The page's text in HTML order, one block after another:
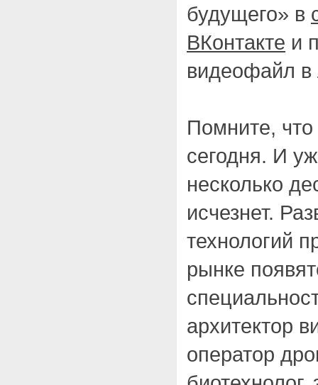
будущего» в
ВКонтакте и
видеофайл
Помните,
сегодня. И
несколько
исчезнет.
технологий
рынке
архитектор
оператор